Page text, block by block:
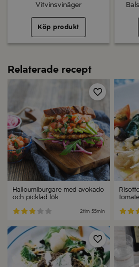
Vitvinsvinäger
Köp produkt
Relaterade recept
Spara
Halloumiburgare med avokado
och picklad lök
2tim 55min
Spara